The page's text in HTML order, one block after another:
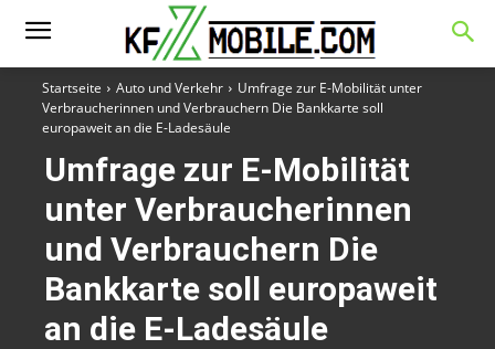
Startseite Auto und Verkehr
Umfrage zur E-Mobilität unter
Verbraucherinnen und Verbrauchern Die Bankkarte soll
europaweit an die E-Ladesäule
Umfrage zur E-Mobilität
unter Verbraucherinnen
und Verbrauchern Die
Bankkarte soll europaweit
an die E-Ladesäule